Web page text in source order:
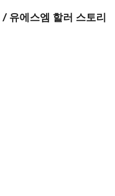
유에스엠 할러 스토리